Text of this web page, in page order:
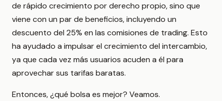
de rápido crecimiento por derecho propio, sino que
viene con un par de beneficios, incluyendo un
descuento del 25% en las comisiones de trading. Esto
ha ayudado a impulsar el crecimiento del intercambio,
ya que cada vez más usuarios acuden a él para
aprovechar sus tarifas baratas.
Entonces, ¿qué bolsa es mejor? Veamos.